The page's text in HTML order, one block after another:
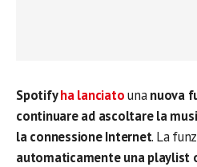
Spotifyha lanciatounanuova
continuare ad ascoltare la
la connessione Internet. La
automaticamente una playlist